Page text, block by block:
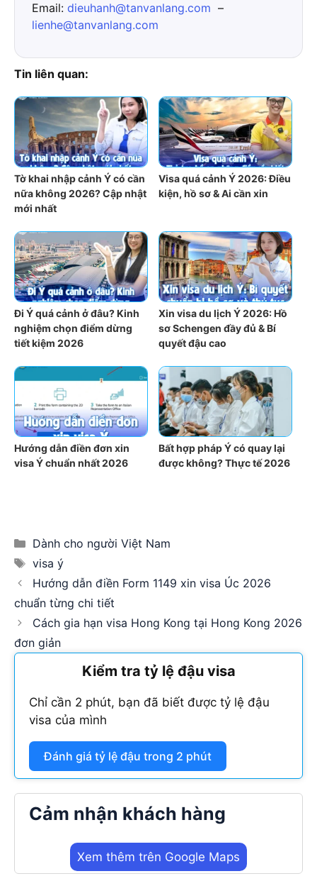
Email: dieuhanh@tanvanlang.com –
lienhe@tanvanlang.com
Tin liên quan:
Tờ khai nhập cảnh Ý có cần
nữa không 2026? Cập nhật
mới nhất
Visa quá cảnh Ý 2026: Điều
kiện, hồ sơ & Ai cần xin
Đi Ý quá cảnh ở đâu? Kinh
nghiệm chọn điểm dừng
tiết kiệm 2026
Xin visa du lịch Ý 2026: Hồ
sơ Schengen đầy đủ & Bí
quyết đậu cao
Hướng dẫn điền đơn xin
visa Ý chuẩn nhất 2026
Bất hợp pháp Ý có quay lại
được không? Thực tế 2026
Categories
Dành cho người Việt Nam
Tags
visa ý
Hướng dẫn điền Form 1149 xin visa Úc 2026
chuẩn từng chi tiết
Cách gia hạn visa Hong Kong tại Hong Kong 2026
đơn giản
Kiểm tra tỷ lệ đậu visa
Chỉ cần 2 phút, bạn đã biết được tỷ lệ đậu
visa của mình
Đánh giá tỷ lệ đậu trong 2 phút
Cảm nhận khách hàng
Xem thêm trên Google Maps